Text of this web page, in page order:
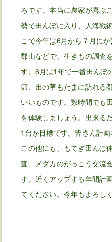
ろです。本当に農家が喜ぶ
勢で田んぼに入り、人海戦
こで今年は6月から７月に
郡山などで、生きもの調査
す。6月は1年で一番田んぼ
節、田の草もたまに訪れる
いいものです。数時間でも
を体験しましょう。出来る
1台が目標です。皆さん計画
この他にも、もてぎ田んぼ
査、メダカのがっこう交流
す。近くアップする年間計
てください。今年もよろし